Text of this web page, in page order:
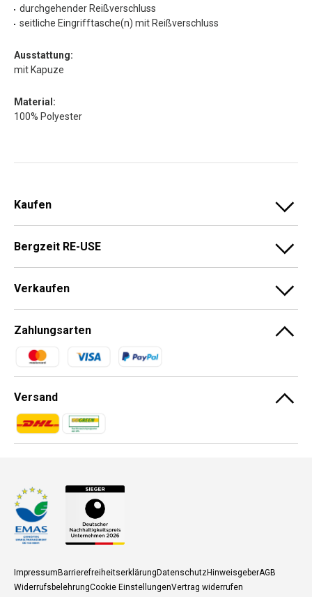
durchgehender Reißverschluss
seitliche Eingrifftasche(n) mit Reißverschluss
Ausstattung:
mit Kapuze
Material:
100% Polyester
Kaufen
Bergzeit RE-USE
Verkaufen
Zahlungsarten
Zahlungsmethoden
Versand
Zahlungsmethoden
Zahlungsmethoden
ImpressumBarrierefreiheitserklärungDatenschutzHinweisgeberAGB
WiderrufsbelehrungCookie EinstellungenVertrag widerrufen